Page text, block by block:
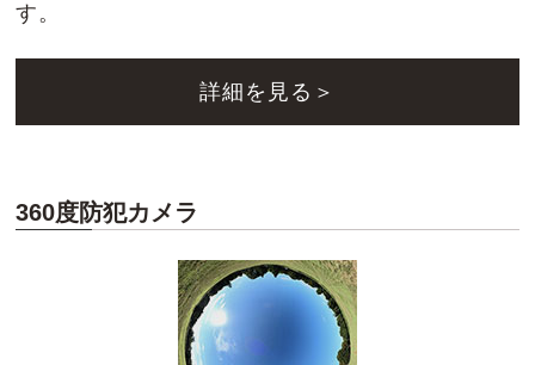
す。
詳細を見る＞
360度防犯カメラ